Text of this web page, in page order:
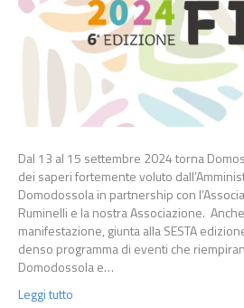
Dal 13 al 15 settembre 2024 torna
dei saperi fortemente voluto
Domodossola in partnership con
Ruminelli e la nostra Associazione.
manifestazione, giunta alla SESTA
denso programma di eventi che
Domodossola e…
Leggi tutto